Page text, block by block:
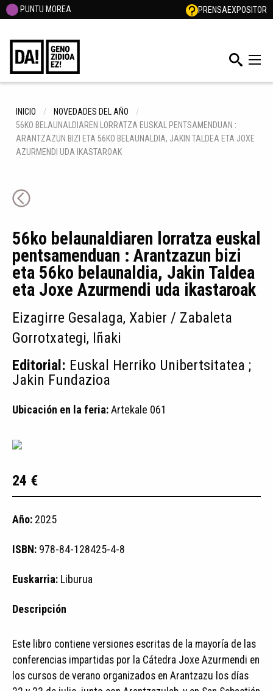
PUNTU MOREA PRENSAEXPOSITOR
INICIO
NOVEDADES DEL AÑO
56KO BELAUNALDIAREN LORRATZA EUSKAL PENTSAMENDUAN :
ARANTZAZUN BIZI ETA 56KO BELAUNALDIA, JAKIN TALDEA ETA JOXE
AZURMENDI UDA IKASTAROAK
56ko belaunaldiaren lorratza euskal
pentsamenduan : Arantzazun bizi
eta 56ko belaunaldia, Jakin Taldea
eta Joxe Azurmendi uda ikastaroak
Eizagirre Gesalaga, Xabier / Zabaleta
Gorrotxategi, Iñaki
Editorial: Euskal Herriko Unibertsitatea ;
Jakin Fundazioa
Ubicación en la feria:Artekale 061
24 €
Año: 2025
ISBN: 978-84-128425-4-8
Euskarria: Liburua
Descripción
Este libro contiene versiones escritas de la mayoría de las
conferencias impartidas por la Cátedra Joxe Azurmendi en
los cursos de verano organizados en Arantzazu los días